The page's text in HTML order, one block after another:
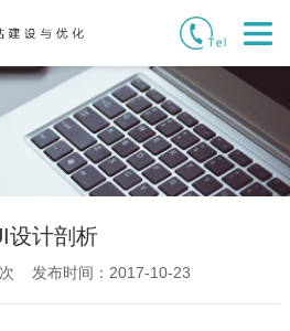
设计剖析
次 发布时间：2017-10-23